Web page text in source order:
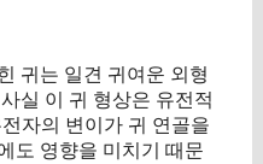
귀는 일견 귀여운 외형
실 이 귀 형상은 유전적
자의 변이가 귀 연골을
도 영향을 미치기 때문